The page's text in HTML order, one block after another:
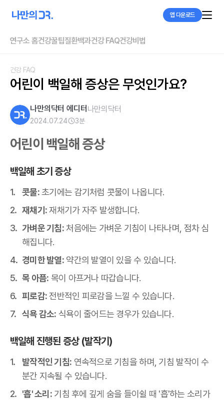
앱 다운로드
연구소 홈건강꿀팁질환백과건강 FAQ건강비법
건강 FAQ
어린이 백일해 증상은 무엇인가요?
나만의닥터 에디터 나만의닥터
2024.07.24 3분
어린이 백일해 증상
백일해 초기 증상
콧물:초기에는 감기처럼 콧물이 나옵니다.
재채기:재채기가 자주 발생합니다.
가벼운 기침:처음에는 가벼운 기침이 나타나며, 점차 심
해집니다.
경미한 발열:약간의 발열이 있을 수 있습니다.
목 아픔: 목이 아프거나 따갑습니다.
피로감:전반적인 피로감을 느낄 수 있습니다.
식욕 감소: 식욕이 줄어드는 경우가 있습니다.
백일해 진행된 증상 (발작기)
발작적인 기침: 연속적으로 기침을 하며, 기침 발작이 수
분간 지속될 수 있습니다.
'흡' 소리:기침 후에 깊게 숨을 들이쉴 때 '흡'하는 소리가